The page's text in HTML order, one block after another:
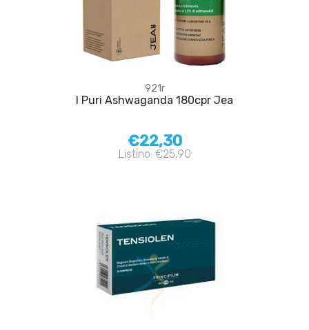
921r
I Puri Ashwaganda 180cpr Jea
€22,30
Listino: €25,90